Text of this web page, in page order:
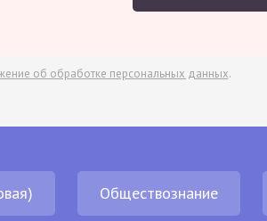
об обработке персональных данных.
Обществознание